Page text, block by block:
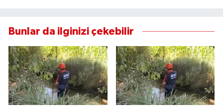
Bunlar da ilginizi çekebilir